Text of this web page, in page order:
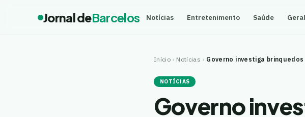
Jornal deBarcelos Notícias Entretenimento Saúde Geral
Início › Notícias › Governo investiga
NOTÍCIAS
Governo